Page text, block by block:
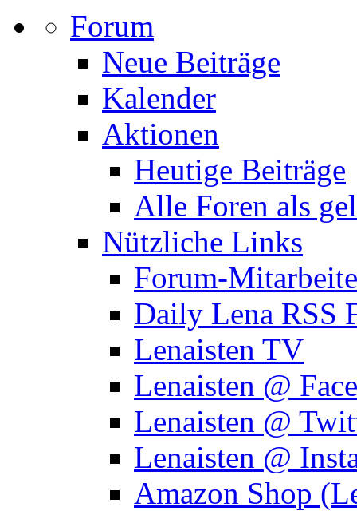
Forum
Neue Beiträge
Kalender
Aktionen
Heutige Beiträge
Alle Foren als
Nützliche Links
Forum-
Daily Lena RSS
Lenaisten TV
Lenaisten @
Lenaisten @
Lenaisten @
Amazon Shop